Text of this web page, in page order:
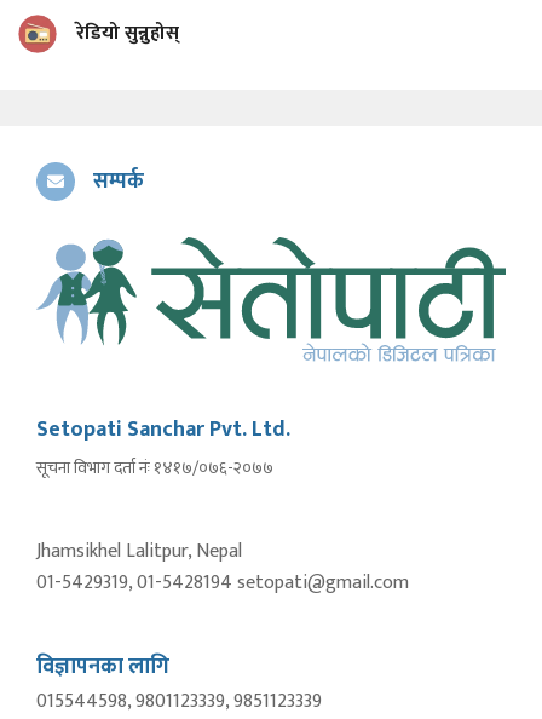
रेडियो सुन्नुहोस्
सम्पर्क
Setopati Sanchar Pvt. Ltd.
सूचना विभाग दर्ता नंः १४१७/०७६-२०७७
Jhamsikhel Lalitpur, Nepal
01-5429319, 01-5428194 setopati@gmail.com
विज्ञापनका लागि
015544598, 9801123339, 9851123339